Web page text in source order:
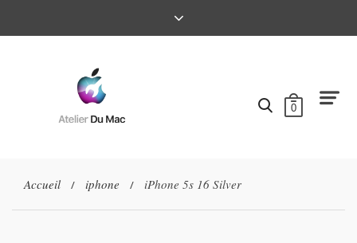
0
Accueil / iphone / iPhone 5s 16 Silver